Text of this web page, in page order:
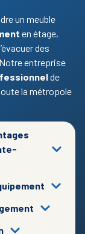
un meuble
en étage,
des
entreprise
de
la métropole